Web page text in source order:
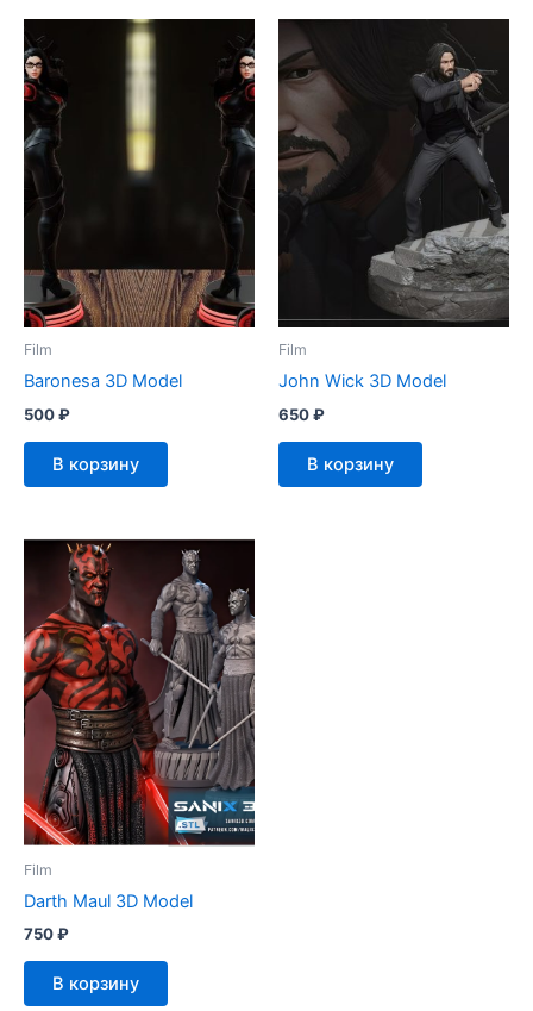
Film
Baronesa 3D Model
500₽
В корзину
Film
John Wick 3D Model
650₽
В корзину
Film
Darth Maul 3D Model
750₽
В корзину